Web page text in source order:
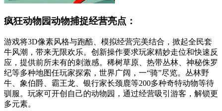
疯狂动物园动物捕捉经营亮点：
游戏将3D像素风格与跑酷、模拟经营完美结合，掀起全民套
牛风潮，带来无限欢乐。创新操作要求玩家精妙走位和快速反
应，提供前所未有的刺激感。稀树草原、热带丛林、神秘侏罗
纪等多种地图任玩家探索，世界广阔，一“骑”尽览。丛林野
牛、象伯爵、霸王龙、银行家长颈鹿等200多种奇特动物等待
驯服。玩家可开创自己的动物园，通过经营吸引游客，解锁更
多元素。